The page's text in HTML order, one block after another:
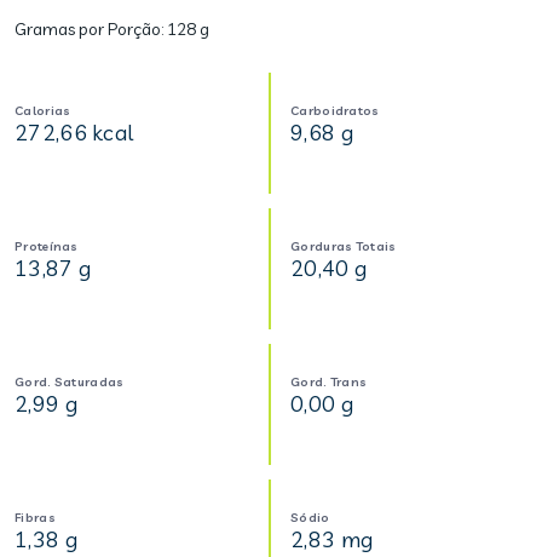
Gramas por Porção: 128 g
Calorias
272,66 kcal
Carboidratos
9,68 g
Proteínas
13,87 g
Gorduras Totais
20,40 g
Gord. Saturadas
2,99 g
Gord. Trans
0,00 g
Fibras
1,38 g
Sódio
2,83 mg